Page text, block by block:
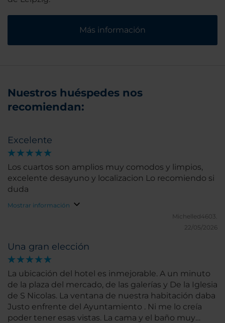
Más información
Nuestros huéspedes nos
recomiendan:
Excelente
Los cuartos son amplios muy comodos y limpios,
excelente desayuno y localizacion Lo recomiendo si
duda
Mostrar información
Michelled4603.
22/05/2026
Una gran elección
La ubicación del hotel es inmejorable. A un minuto
de la plaza del mercado, de las galerías y De la Iglesia
de S Nicolas. La ventana de nuestra habitación daba
Justo enfrente del Ayuntamiento . Ni me lo creía
poder tener esas vistas. La cama y el baño muy